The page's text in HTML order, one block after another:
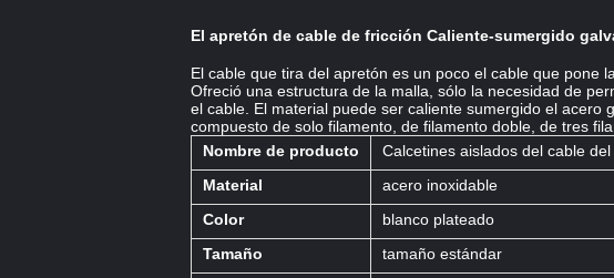
El apretón de cable de fricción Caliente-sumergido
El cable que tira del apretón es un poco el cable que pone
Ofreció una estructura de la malla, sólo la necesidad de
el cable. El material puede ser caliente sumergido el
compuesto de solo filamento, de filamento doble, de tres
Nombre de producto
Calcetines aislados del cable
Material
acero inoxidable
Color
blanco plateado
Tamaño
tamaño estándar